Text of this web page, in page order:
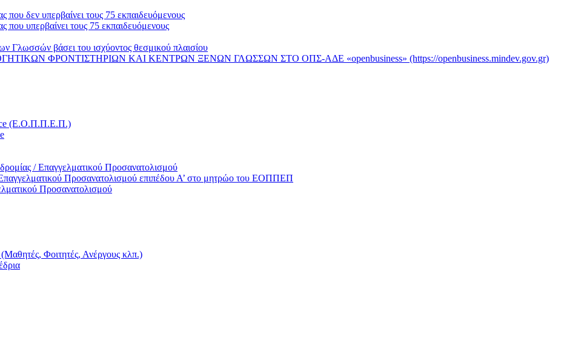
δεν υπερβαίνει τους 75 εκπαιδευόμενους
υπερβαίνει τους 75 εκπαιδευόμενους
Γλωσσών βάσει του ισχύοντος θεσμικού πλαισίου
ΦΡΟΝΤΙΣΤΗΡΙΩΝ ΚΑΙ ΚΕΝΤΡΩΝ ΞΕΝΩΝ ΓΛΩΣΣΩΝ ΣΤΟ ΟΠΣ-ΑΔΕ «openbusiness» (https://openbusiness.mindev.gov.gr)
(Ε.Ο.Π.Π.Ε.Π.)
/ Επαγγελματικού Προσανατολισμού
Προσανατολισμού επιπέδου Α’ στο μητρώο του ΕΟΠΠΕΠ
Προσανατολισμού
Φοιτητές, Ανέργους κλπ.)